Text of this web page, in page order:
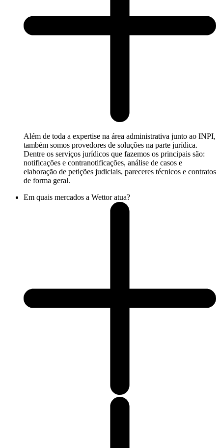
Além de toda a expertise na área administrativa junto ao INPI,
também somos provedores de soluções na parte jurídica.
Dentre os serviços jurídicos que fazemos os principais são:
notificações e contranotificações, análise de casos e
elaboração de petições judiciais, pareceres técnicos e contratos
de forma geral.
Em quais mercados a Wettor atua?